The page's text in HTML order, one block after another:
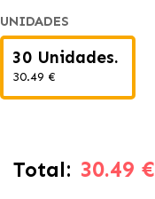
UNIDADES
30 Unidades.
30.49 €
Total: 30.49 €